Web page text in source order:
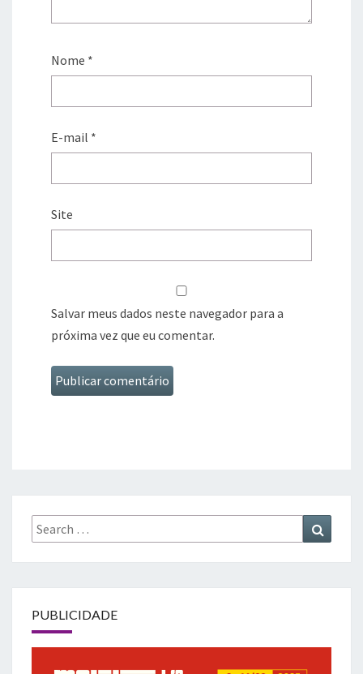
Nome *
E-mail *
Site
Salvar meus dados neste navegador para a
próxima vez que eu comentar.
Search
for:
PUBLICIDADE